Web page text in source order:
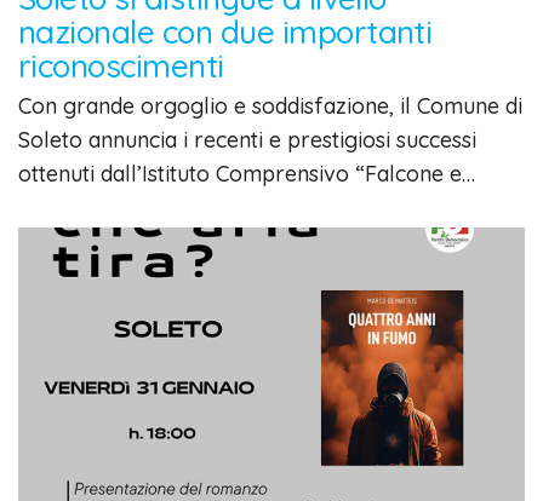
nazionale con due importanti
riconoscimenti
Con grande orgoglio e soddisfazione, il Comune di
Soleto annuncia i recenti e prestigiosi successi
ottenuti dall’Istituto Comprensivo “Falcone e…